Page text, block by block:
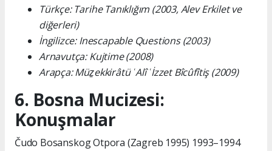
Türkçe: Tarihe Tanıklığım (2003, Alev Erkilet ve
diğerleri)
İngilizce: Inescapable Questions (2003)
Arnavutça: Kujtime (2008)
Arapça: Müẕekkirâtü ʿAlî ʿİzzet Bîcûfîtiş (2009)
6. Bosna Mucizesi:
Konuşmalar
Čudo Bosanskog Otpora (Zagreb 1995) 1993–1994